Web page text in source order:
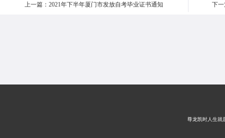
上一篇：2021年下半年厦门市发放自考毕业证书通知 下
尊龙凯时人生就